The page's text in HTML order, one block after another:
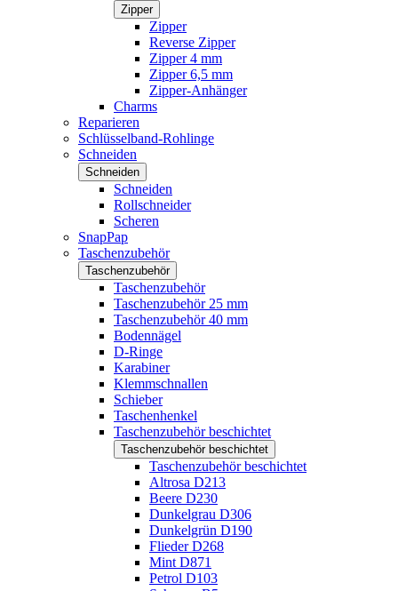
Zipper
Zipper
Reverse Zipper
Zipper 4 mm
Zipper 6,5 mm
Zipper-Anhänger
Charms
Reparieren
Schlüsselband-Rohlinge
Schneiden
Schneiden
Schneiden
Rollschneider
Scheren
SnapPap
Taschenzubehör
Taschenzubehör
Taschenzubehör
Taschenzubehör 25 mm
Taschenzubehör 40 mm
Bodennägel
D-Ringe
Karabiner
Klemmschnallen
Schieber
Taschenhenkel
Taschenzubehör beschichtet
Taschenzubehör beschichtet
Taschenzubehör beschichtet
Altrosa D213
Beere D230
Dunkelgrau D306
Dunkelgrün D190
Flieder D268
Mint D871
Petrol D103